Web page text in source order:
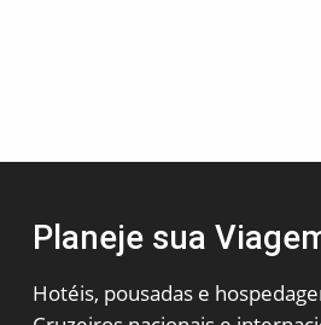
Planeje sua
Hotéis, pousadas e